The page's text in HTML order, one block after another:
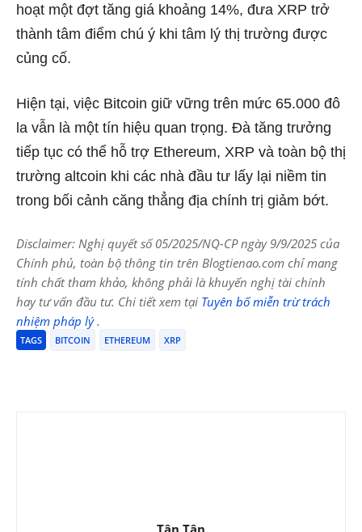
hoạt một đợt tăng giá khoảng 14%, đưa XRP trở
thành tâm điểm chú ý khi tâm lý thị trường được
củng cố.
Hiện tại, việc Bitcoin giữ vững trên mức 65.000 đô
la vẫn là một tín hiệu quan trọng. Đà tăng trưởng
tiếp tục có thể hỗ trợ Ethereum, XRP và toàn bộ thị
trường altcoin khi các nhà đầu tư lấy lại niềm tin
trong bối cảnh căng thẳng địa chính trị giảm bớt.
Disclaimer: Nghị quyết số 05/2025/NQ-CP ngày 9/9/2025 của
Chính phủ, toàn bộ thông tin trên Blogtienao.com chỉ mang
tính chất tham khảo, không phải là khuyến nghị tài chính
hay tư vấn đầu tư. Chi tiết xem tại Tuyên bố miễn trừ trách
nhiệm pháp lý.
TAGS BITCOIN ETHEREUM XRP
Tân Tân